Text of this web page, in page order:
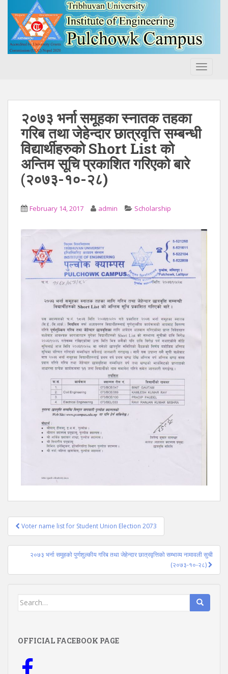
२०७३ भर्ना समूहका स्नातक तहका
गरिब तथा जेहेन्दार छात्रवृत्ति सम्बन्धी
विद्यार्थीहरुको Short List को
अन्तिम सूचि प्रकाशित गरिएको बारे
(२०७३-१०-२८)
February 14, 2017 admin Scholarship
Post
navigation
Voter name list for Student Union Election 2073
२०७३ भर्ना समुहको पुर्णशुल्कीय गरिब तथा जेहेन्दार छात्रवृत्तिको सम्भाव्य नामावली सुची
(२०७३-१०-२८)
Search
OFFICIAL FACEBOOK PAGE